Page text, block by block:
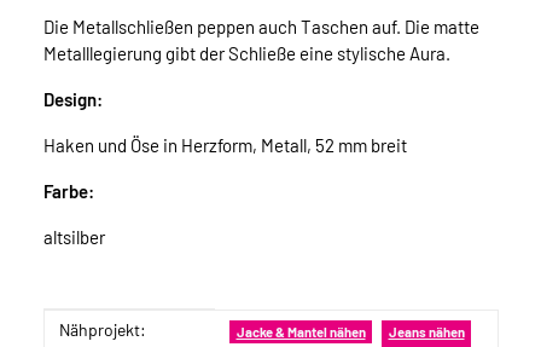
Die Metallschließen peppen auch Taschen auf. Die matte
Metalllegierung gibt der Schließe eine stylische Aura.
Design:
Haken und Öse in Herzform, Metall, 52 mm breit
Farbe:
altsilber
Produkteigenschaft
Wert
Nähprojekt: Jacke & Mantel nähen Jeans nähen